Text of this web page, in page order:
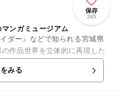
保存
245
ンガミュージアム
ダー』などで知られる宮城県
作品世界を立体的に再現した
。 貴重な原画の展示をはじ
みる